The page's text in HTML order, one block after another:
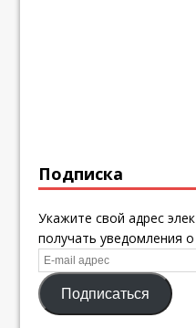
Подписка
Укажите свой адрес
получать уведомления
E-
mail
адресПодписаться